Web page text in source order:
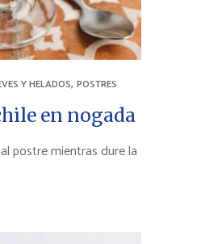
Y HELADOS, POSTRES
en nogada
postre mientras dure la